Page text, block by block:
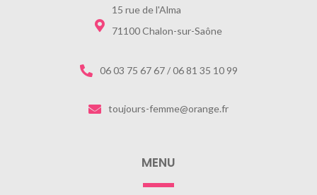
15 rue de l'Alma
71100 Chalon-sur-Saône
06 03 75 67 67 / 06 81 35 10 99
toujours-femme@orange.fr
MENU